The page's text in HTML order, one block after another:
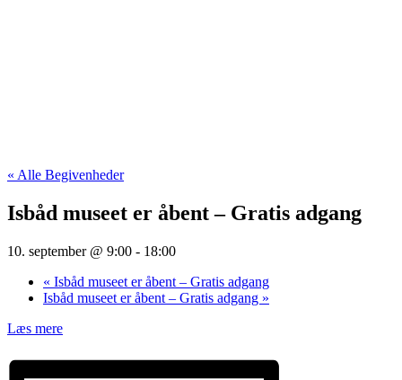
« Alle Begivenheder
Isbåd museet er åbent – Gratis adgang
10. september @ 9:00 - 18:00
« Isbåd museet er åbent – Gratis adgang
Isbåd museet er åbent – Gratis adgang »
Læs mere